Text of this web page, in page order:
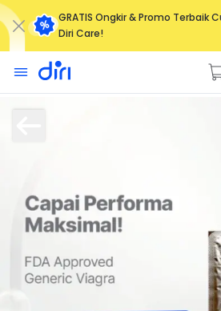
GRATIS Ongkir & Promo Terbaik
Diri Care!